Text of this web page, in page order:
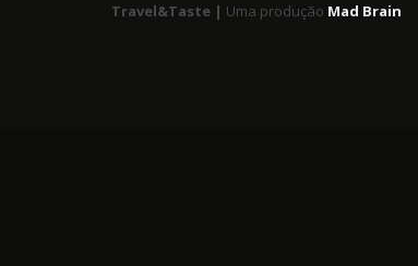
Travel&Taste | Uma produção Mad Brain